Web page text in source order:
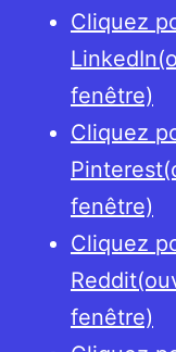
Cliquez
fenêtre)
Cliquez
fenêtre)
Cliquez
fenêtre)